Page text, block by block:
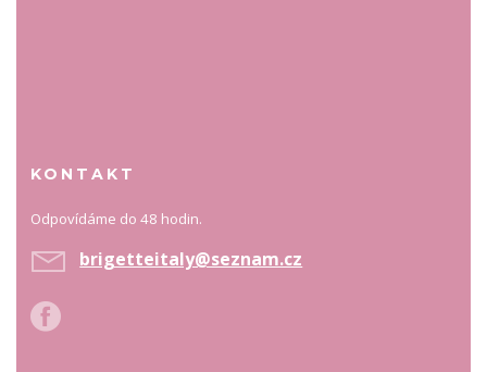
KONTAKT
Odpovídáme do 48 hodin.
brigetteitaly@seznam.cz